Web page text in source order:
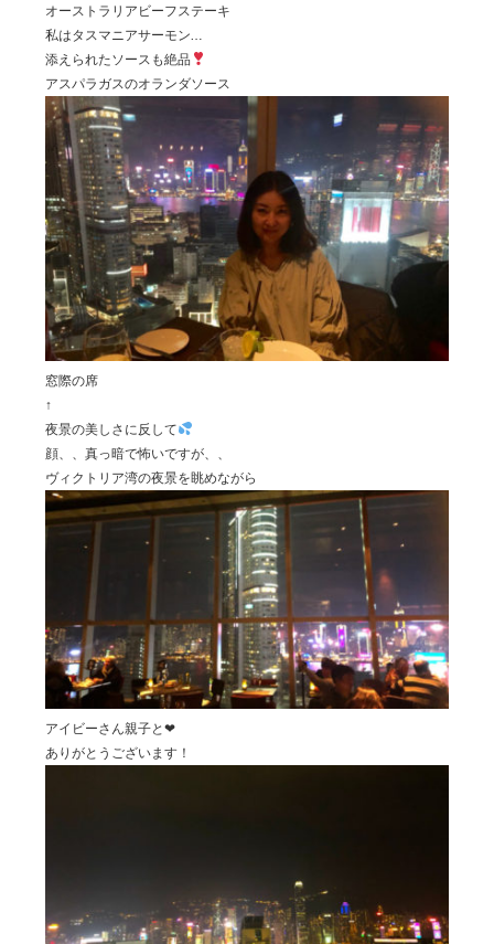
オーストラリアビーフステーキ
私はタスマニアサーモン…
添えられたソースも絶品
アスパラガスのオランダソース
窓際の席
↑
夜景の美しさに反して
顔、、真っ暗で怖いですが、、
ヴィクトリア湾の夜景を眺めながら
アイビーさん親子と❤︎
ありがとうございます！